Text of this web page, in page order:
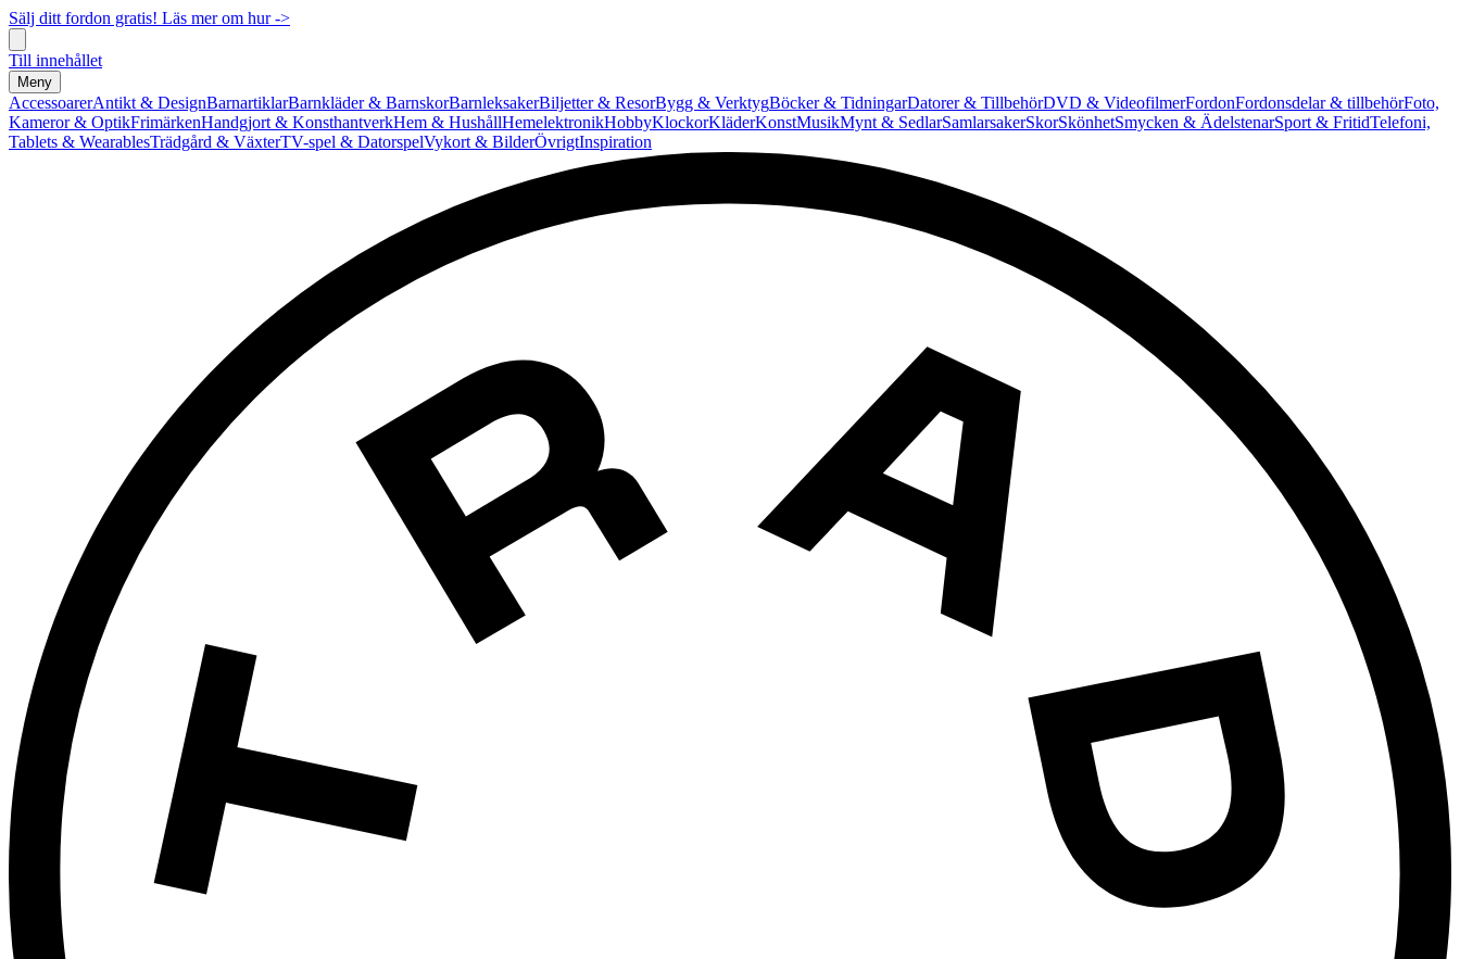
Sälj ditt fordon gratis! Läs mer om hur ->
Till innehållet
Meny
AccessoarerAntikt & DesignBarnartiklarBarnkläder & BarnskorBarnleksakerBiljetter & ResorBygg & VerktygBöcker & TidningarDatorer & TillbehörDVD & VideofilmerFordonFordonsdelar & tillbehörFoto,
Kameror & OptikFrimärkenHandgjort & KonsthantverkHem & HushållHemelektronikHobbyKlockorKläderKonstMusikMynt & SedlarSamlarsakerSkorSkönhetSmycken & ÄdelstenarSport & FritidTelefoni,
Tablets & WearablesTrädgård & VäxterTV-spel & DatorspelVykort & BilderÖvrigtInspiration